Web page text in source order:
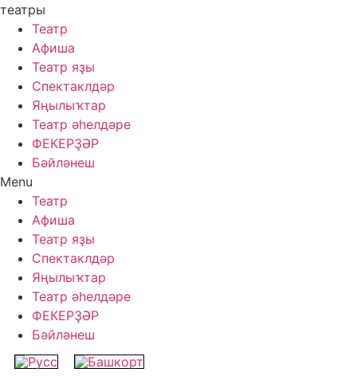
театры
Театр
Афиша
Театр яҙы
Спектаклдәр
Яңылыҡтар
Театр әһелдәре
ФЕКЕРҘӘР
Бәйләнеш
Menu
Театр
Афиша
Театр яҙы
Спектаклдәр
Яңылыҡтар
Театр әһелдәре
ФЕКЕРҘӘР
Бәйләнеш